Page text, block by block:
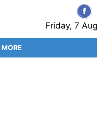
Friday, 7
MORE